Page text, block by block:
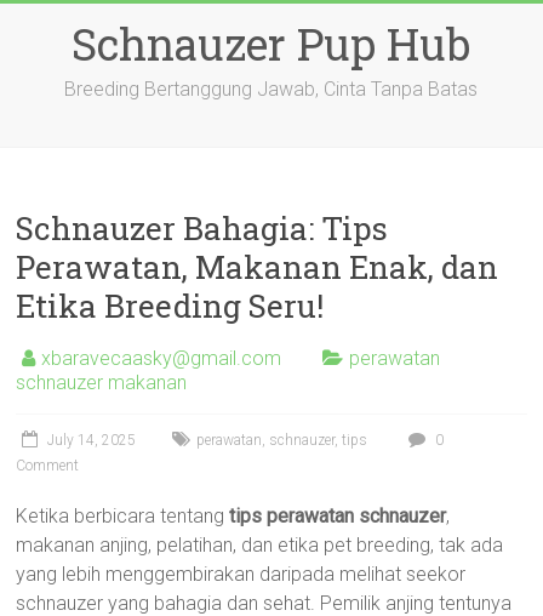
Schnauzer Pup Hub
Breeding Bertanggung Jawab, Cinta Tanpa Batas
Schnauzer Bahagia: Tips
Perawatan, Makanan Enak, dan
Etika Breeding Seru!
xbaravecaasky@gmail.com
perawatan
schnauzer makanan
July 14, 2025 perawatan, schnauzer,tips
0
Comment
Ketika berbicara tentangtips perawatan schnauzer,
makanan anjing, pelatihan, dan etika pet breeding, tak ada
yang lebih menggembirakan daripada melihat seekor
schnauzer yang bahagia dan sehat. Pemilik anjing tentunya